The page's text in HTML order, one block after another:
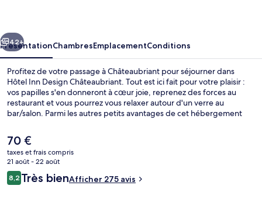
Suivant
42+
PrésentationChambresEmplacementConditions
Profitez de votre passage à Châteaubriant pour séjourner dans
Hôtel Inn Design Châteaubriant. Tout est ici fait pour votre plaisir :
vos papilles s'en donneront à cœur joie, reprenez des forces au
restaurant et vous pourrez vous relaxer autour d'un verre au
bar/salon. Parmi les autres petits avantages de cet hébergement
Le
prix
actuel
est
de
70 €
taxes et frais compris
21 août - 22 août
Avis
voyageurs
8,28,2 sur 10
Très bienAfficher 275 avis